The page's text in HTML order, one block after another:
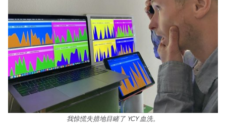
我惊慌失措地目睹了 YCY 血洗。